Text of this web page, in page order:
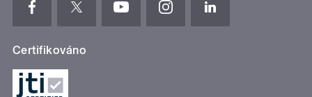
Certifikováno